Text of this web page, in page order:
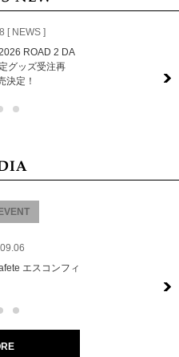
[ NEWS ]
ROAD 2 DA
グッズ受注再
決定！
エスコンフィ